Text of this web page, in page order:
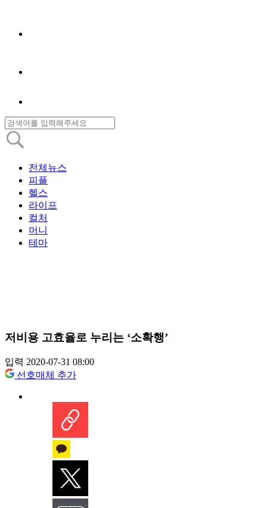
전체뉴스
피플
헬스
라이프
컬처
머니
테마
저비용 고효율로 누리는 ‘소확행’
입력 2020-07-31 08:00
선호매체 추가